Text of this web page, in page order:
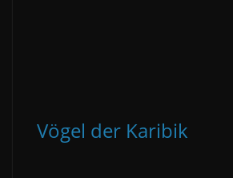
Vögel der Karibik